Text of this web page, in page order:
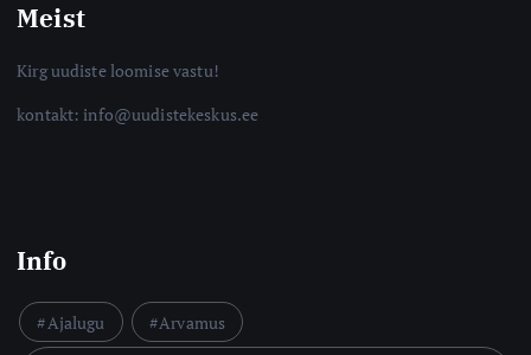
Meist
Kirg uudiste loomise vastu!
kontakt: info@uudistekeskus.ee
Info
Ajalugu
Arvamus